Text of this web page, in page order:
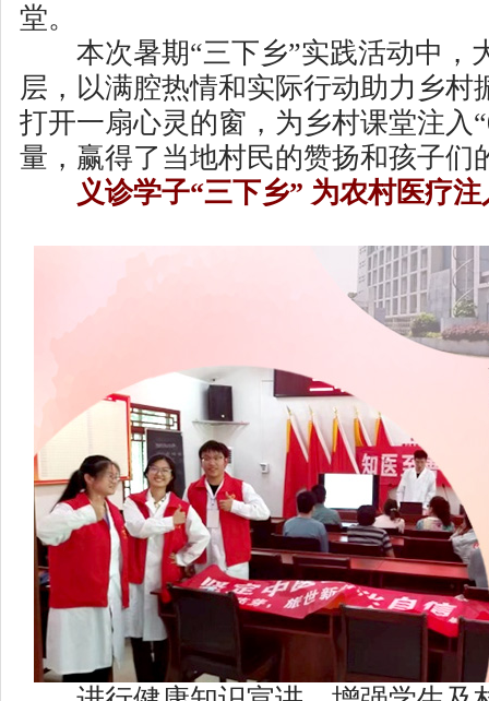
堂。
本次暑期“三下乡”实践活动中，
层，以满腔热情和实际行动助力乡村
打开一扇心灵的窗，为乡村课堂注入
量，赢得了当地村民的赞扬和孩子们
义诊学子“三下乡” 为农村医疗